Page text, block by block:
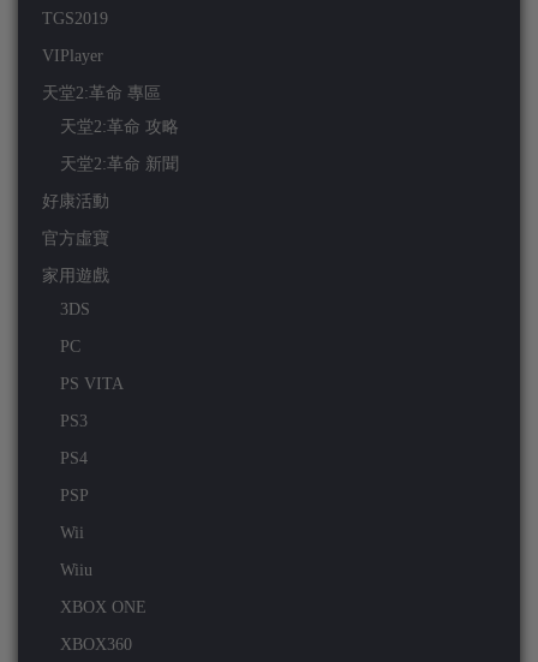
TGS2019
VIPlayer
天堂2:革命 專區
天堂2:革命 攻略
天堂2:革命 新聞
好康活動
官方虛寶
家用遊戲
3DS
PC
PS VITA
PS3
PS4
PSP
Wii
Wiiu
XBOX ONE
XBOX360